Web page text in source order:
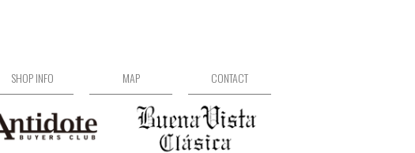
SHOP INFO MAP CONTACT